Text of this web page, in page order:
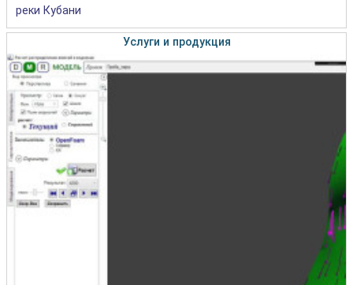
реки Кубани
Услуги и продукция